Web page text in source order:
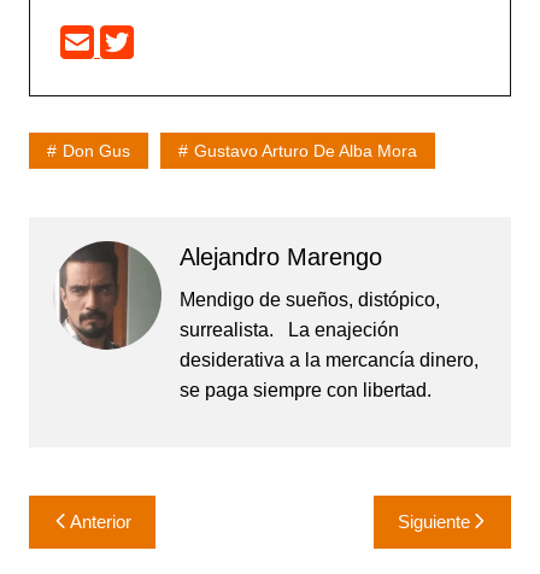
Don Gus Gustavo Arturo De Alba Mora
Alejandro Marengo
Mendigo de sueños, distópico,
surrealista. La enajeción
desiderativa a la mercancía dinero,
se paga siempre con libertad.
Navegación
de
Anterior Siguiente